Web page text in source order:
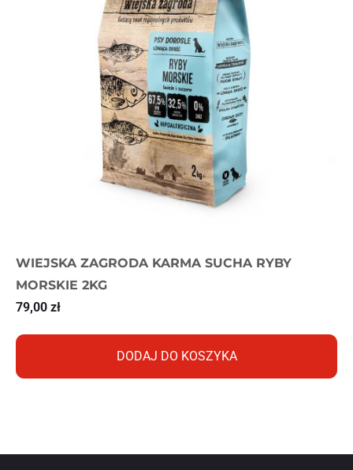
WIEJSKA ZAGRODA KARMA SUCHA RYBY
MORSKIE 2KG
79,00 zł
DODAJ DO KOSZYKA